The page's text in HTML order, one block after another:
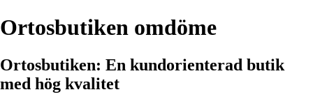
Ortosbutiken omdöme
Ortosbutiken: En kundorienterad butik
med hög kvalitet